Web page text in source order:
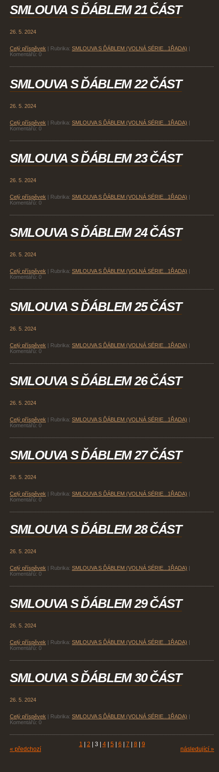
SMLOUVA S ĎÁBLEM 21 ČÁST
26. 5. 2024
Celý příspěvek Rubrika: SMLOUVA S ĎÁBLEM (VOLNÁ SÉRIE...1ŘADA)
Komentářů: 0
SMLOUVA S ĎÁBLEM 22 ČÁST
26. 5. 2024
Celý příspěvek Rubrika: SMLOUVA S ĎÁBLEM (VOLNÁ SÉRIE...1ŘADA)
Komentářů: 0
SMLOUVA S ĎÁBLEM 23 ČÁST
26. 5. 2024
Celý příspěvek Rubrika: SMLOUVA S ĎÁBLEM (VOLNÁ SÉRIE...1ŘADA)
Komentářů: 0
SMLOUVA S ĎÁBLEM 24 ČÁST
26. 5. 2024
Celý příspěvek Rubrika: SMLOUVA S ĎÁBLEM (VOLNÁ SÉRIE...1ŘADA)
Komentářů: 0
SMLOUVA S ĎÁBLEM 25 ČÁST
26. 5. 2024
Celý příspěvek Rubrika: SMLOUVA S ĎÁBLEM (VOLNÁ SÉRIE...1ŘADA)
Komentářů: 0
SMLOUVA S ĎÁBLEM 26 ČÁST
26. 5. 2024
Celý příspěvek Rubrika: SMLOUVA S ĎÁBLEM (VOLNÁ SÉRIE...1ŘADA)
Komentářů: 0
SMLOUVA S ĎÁBLEM 27 ČÁST
26. 5. 2024
Celý příspěvek Rubrika: SMLOUVA S ĎÁBLEM (VOLNÁ SÉRIE...1ŘADA)
Komentářů: 0
SMLOUVA S ĎÁBLEM 28 ČÁST
26. 5. 2024
Celý příspěvek Rubrika: SMLOUVA S ĎÁBLEM (VOLNÁ SÉRIE...1ŘADA)
Komentářů: 0
SMLOUVA S ĎÁBLEM 29 ČÁST
26. 5. 2024
Celý příspěvek Rubrika: SMLOUVA S ĎÁBLEM (VOLNÁ SÉRIE...1ŘADA)
Komentářů: 0
SMLOUVA S ĎÁBLEM 30 ČÁST
26. 5. 2024
Celý příspěvek Rubrika: SMLOUVA S ĎÁBLEM (VOLNÁ SÉRIE...1ŘADA)
Komentářů: 0
« předchozí
1 2 3 4 5 6 7 8 9
následující »